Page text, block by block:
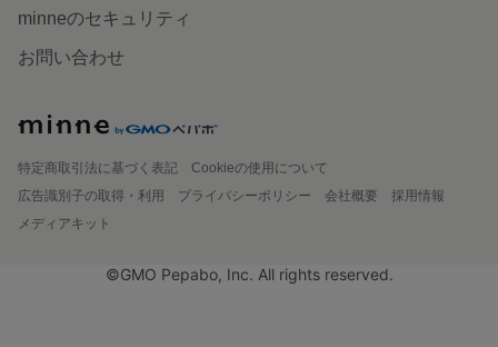
minneのセキュリティ
お問い合わせ
特定商取引法に基づく表記
Cookieの使用について
広告識別子の取得・利用
プライバシーポリシー 会社概要
採用情報
メディアキット
©GMO Pepabo, Inc. All rights reserved.